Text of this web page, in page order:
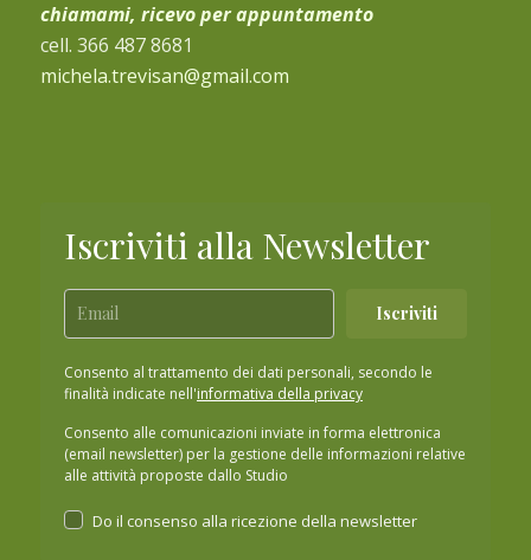
chiamami, ricevo per appuntamento
cell. 366 487 8681
michela.trevisan@gmail.com
Iscriviti alla Newsletter
Iscriviti
Consento al trattamento dei dati personali, secondo le
finalità indicate nell'informativa della privacy
Consento alle comunicazioni inviate in forma elettronica
(email newsletter) per la gestione delle informazioni relative
alle attività proposte dallo Studio
Do il consenso alla ricezione della newsletter